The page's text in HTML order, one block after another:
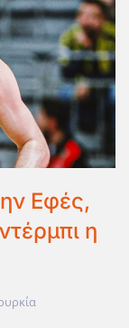
Εφές,
η